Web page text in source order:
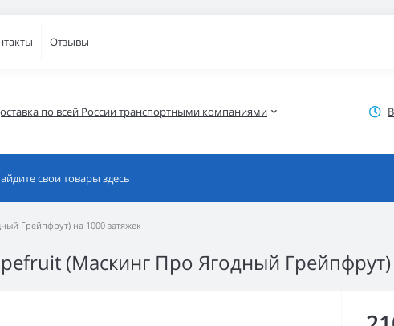
Отзывы
по всей России транспортными компаниями
Грейпфрут) на 1000 затяжек
(Маскинг Про Ягодный Грейпфрут)